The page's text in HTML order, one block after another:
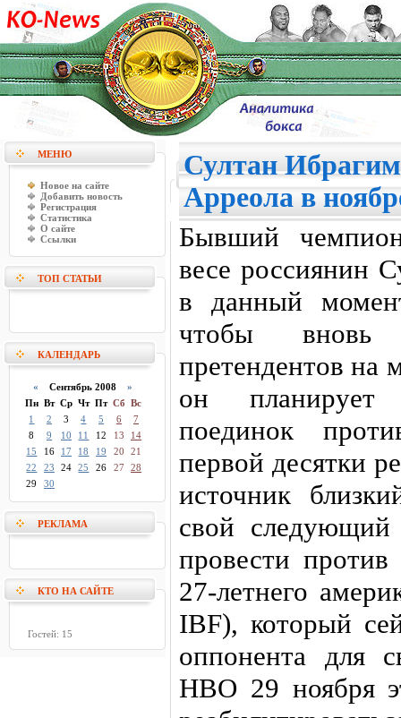
МЕНЮ
Новое на сайте
Добавить новость
Регистрация
Статистика
О сайте
Ссылки
ТОП СТАТЬИ
КАЛЕНДАРЬ
« Сентябрь 2008»
Пн Вт Ср Чт Пт Сб Вс
1
2 3 4 5 6
7
8
9 10 11 12 13
14
15
16 17 18 19 20
21
22
23 24 25 26 27
28
29
30
РЕКЛАМА
КТО НА САЙТЕ
Гостей: 15
Султан
Арреола в
Бывший
весе россиянин
в данный
чтобы вновь
претендентов на
он планирует
поединок
первой десятки
источник
свой
провести
27-летнего
IBF), который
оппонента для
НВО 29 ноября